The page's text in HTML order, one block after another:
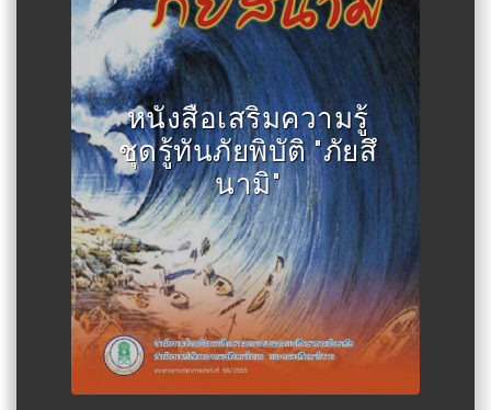
หนังสือเสริมความรู้
ชุดรู้ทันภัยพิบัติ "ภัยสึ
นามิ"
Author :สำนักงานส่งเสริมการ
ศึกษานอกระบบและการศึกษาตาม
อัธยาศัย